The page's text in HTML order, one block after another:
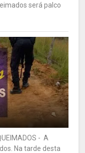
será palco
- A
Na tarde desta